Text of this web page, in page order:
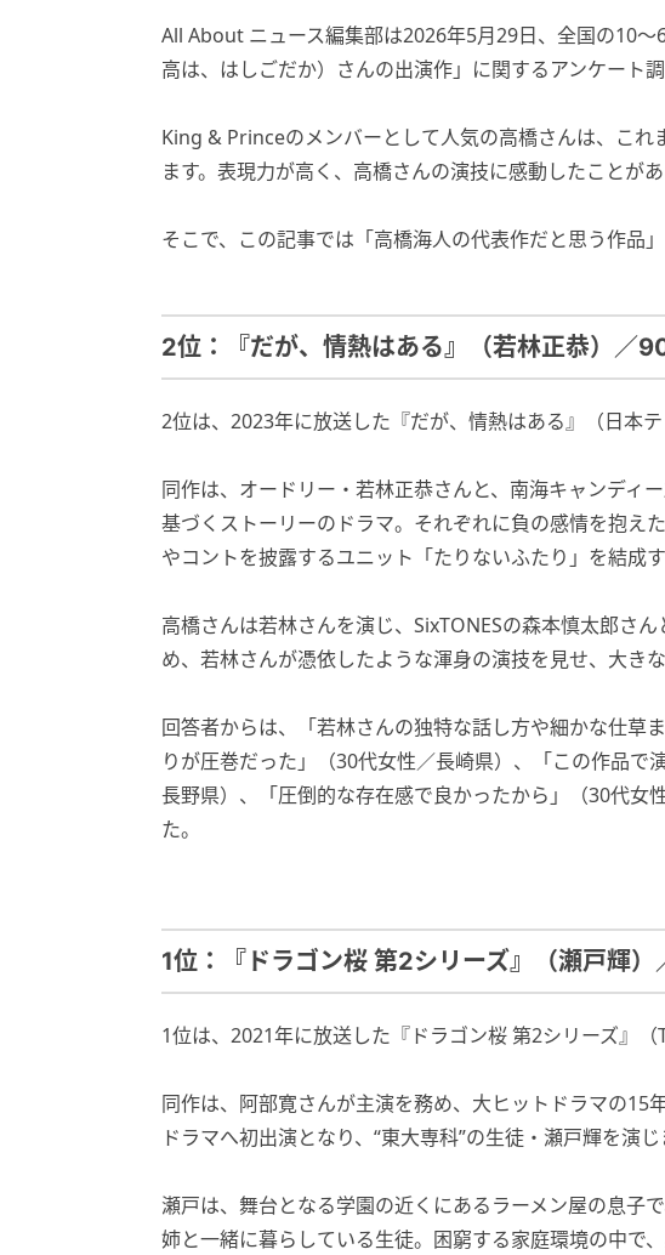
All About ニュース編集部は2026年5月29日、全国の10
高は、はしごだか）さんの出演作」に関するアンケート
King & Princeのメンバーとして人気の高橋さんは、これ
ます。表現力が高く、高橋さんの演技に感動したことが
そこで、この記事では「高橋海人の代表作だと思う作品
2位：『だが、情熱はある』（若林正恭）／
2位は、2023年に放送した『だが、情熱はある』（日本テ
同作は、オードリー・若林正恭さんと、南海キャンディ
基づくストーリーのドラマ。それぞれに負の感情を抱え
やコントを披露するユニット「たりないふたり」を結成
高橋さんは若林さんを演じ、SixTONESの森本慎太郎さ
め、若林さんが憑依したような渾身の演技を見せ、大き
回答者からは、「若林さんの独特な話し方や細かな仕草
りが圧巻だった」（30代女性／長崎県）、「この作品で
長野県）、「圧倒的な存在感で良かったから」（30代女
た。
1位：『ドラゴン桜 第2シリーズ』（瀬戸輝）
1位は、2021年に放送した『ドラゴン桜 第2シリーズ』（
同作は、阿部寛さんが主演を務め、大ヒットドラマの15
ドラマへ初出演となり、“東大専科”の生徒・瀬戸輝を演じ
瀬戸は、舞台となる学園の近くにあるラーメン屋の息子
姉と一緒に暮らしている生徒。困窮する家庭環境の中で